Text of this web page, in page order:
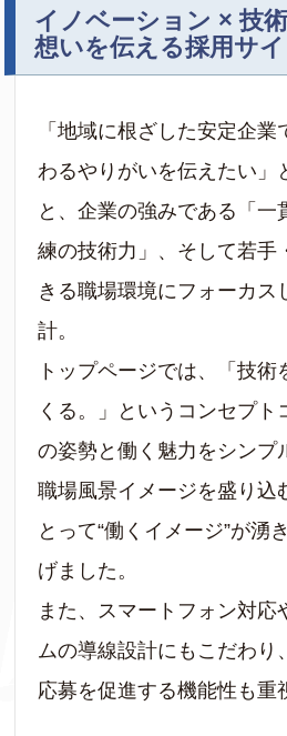
イノベーション × 技
想いを伝える採用サ
「地域に根ざした安定企
わるやりがいを伝えたい」
と、企業の強みである「一
練の技術力」、そして若手
きる職場環境にフォーカス
計。
トップページでは、「技術
くる。」というコンセプト
の姿勢と働く魅力をシンプ
職場風景イメージを盛り込
とって“働くイメージ”が湧
げました。
また、スマートフォン対応
ムの導線設計にもこだわり
応募を促進する機能性も重